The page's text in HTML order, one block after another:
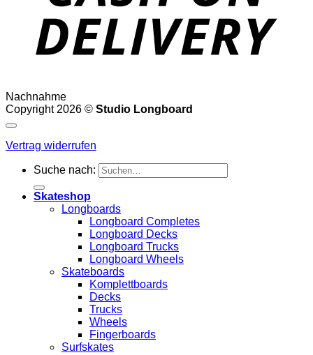
Nachnahme
Copyright 2026 © Studio Longboard
Vertrag widerrufen
Suche nach:
Skateshop
Longboards
Longboard Completes
Longboard Decks
Longboard Trucks
Longboard Wheels
Skateboards
Komplettboards
Decks
Trucks
Wheels
Fingerboards
Surfskates